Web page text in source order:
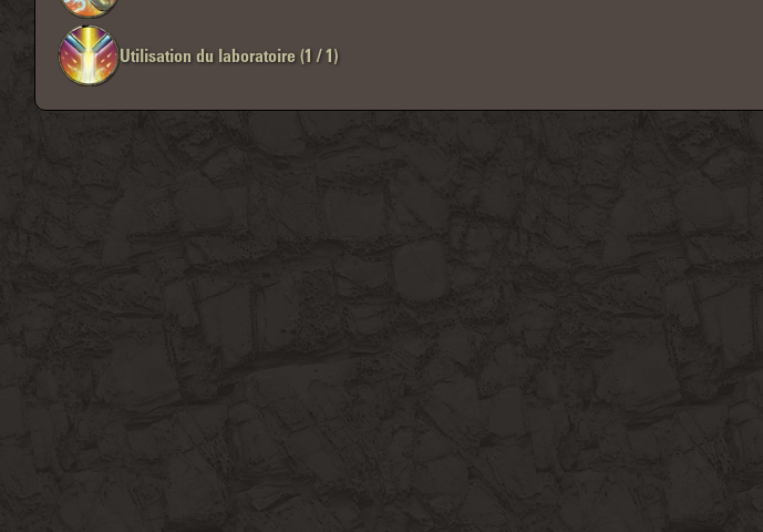
Utilisation du laboratoire (1 / 1)